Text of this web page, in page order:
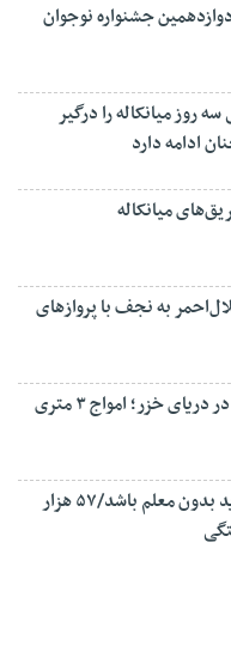
در دوازدهمین جشنواره نوجوان
روز میانکاله را درگیر
ادامه دارد
میانکاله
به نجف با پروازهای
ممنوعیت ۲ روزه شنا در دریای خزر؛ امواج ۳ متری
هیچ کلاس درسی نباید بدون معلم باشد/۵۷ هزار